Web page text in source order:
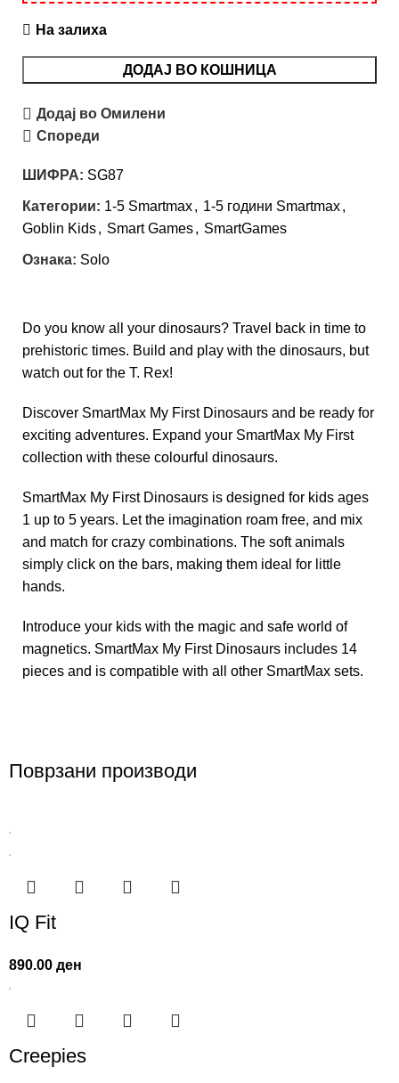
На залиха
ДОДАЈ ВО КОШНИЦА
Додај во Омилени
Спореди
ШИФРА: SG87
Категории: 1-5 Smartmax, 1-5 години Smartmax,
Goblin Kids, Smart Games, SmartGames
Ознака: Solo
Do you know all your dinosaurs? Travel back in time to
prehistoric times. Build and play with the dinosaurs, but
watch out for the T. Rex!
Discover SmartMax My First Dinosaurs and be ready for
exciting adventures. Expand your SmartMax My First
collection with these colourful dinosaurs.
SmartMax My First Dinosaurs is designed for kids ages
1 up to 5 years. Let the imagination roam free, and mix
and match for crazy combinations. The soft animals
simply click on the bars, making them ideal for little
hands.
Introduce your kids with the magic and safe world of
magnetics. SmartMax My First Dinosaurs includes 14
pieces and is compatible with all other SmartMax sets.
Поврзани производи
IQ Fit
890.00ден
Creepies